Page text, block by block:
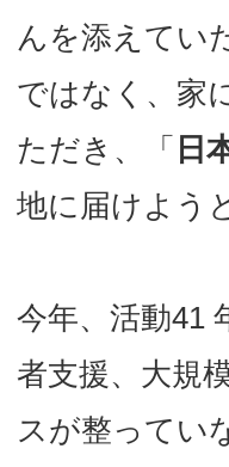
んを添えてい
ではなく、家
ただき、「 日
地に届けよう
今年、活動41
者支援、大規
スが整ってい